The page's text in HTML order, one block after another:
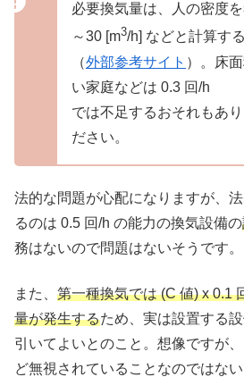
必要換気量は、人の密度
～30 [m3/h] などと計算す
（外部参考サイト ）。床
い家庭などは 0.3 回/h
では不足するおそれもあ
ださい。
法的な問題が心配になりますが、
るのは 0.5 回/h の能力の換気設備の
務はないので問題はないそうです。
また、 第一種換気では (C 値) x 0.1
量が発生するため、実は設置する
引いてよいとのこと。想像ですが
ど無視されていることなのではない